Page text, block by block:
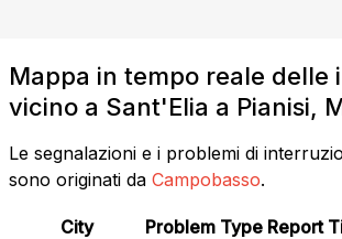
Mappa in tempo reale delle
vicino a Sant'Elia a Pianisi,
Le segnalazioni e i problemi di
sono originati da Campobasso.
City Problem Type Report